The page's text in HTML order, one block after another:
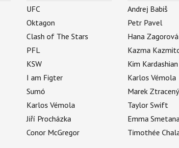
UFC
Oktagon
Clash of The Stars
PFL
KSW
I am Figter
Sumó
Karlos Vémola
Jiří Procházka
Conor McGregor
Andrej Babiš
Petr Pavel
Hana Zagorová
Kazma
Kim Kardashian
Karlos Vémola
Marek Ztracený
Taylor Swift
Emma
Timothée